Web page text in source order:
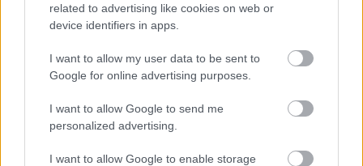
related to advertising like cookies on web or
device identifiers in apps.
I want to allow my user data to be sent to
Google for online advertising purposes.
I want to allow Google to send me
personalized advertising.
I want to allow Google to enable storage
Kartupeļu horoskops:
ko par tevi liecina tavs
mīļākais kartupeļu
“K2 Ventum” vēja parka
prettiesiskā
par nedrošu valsti